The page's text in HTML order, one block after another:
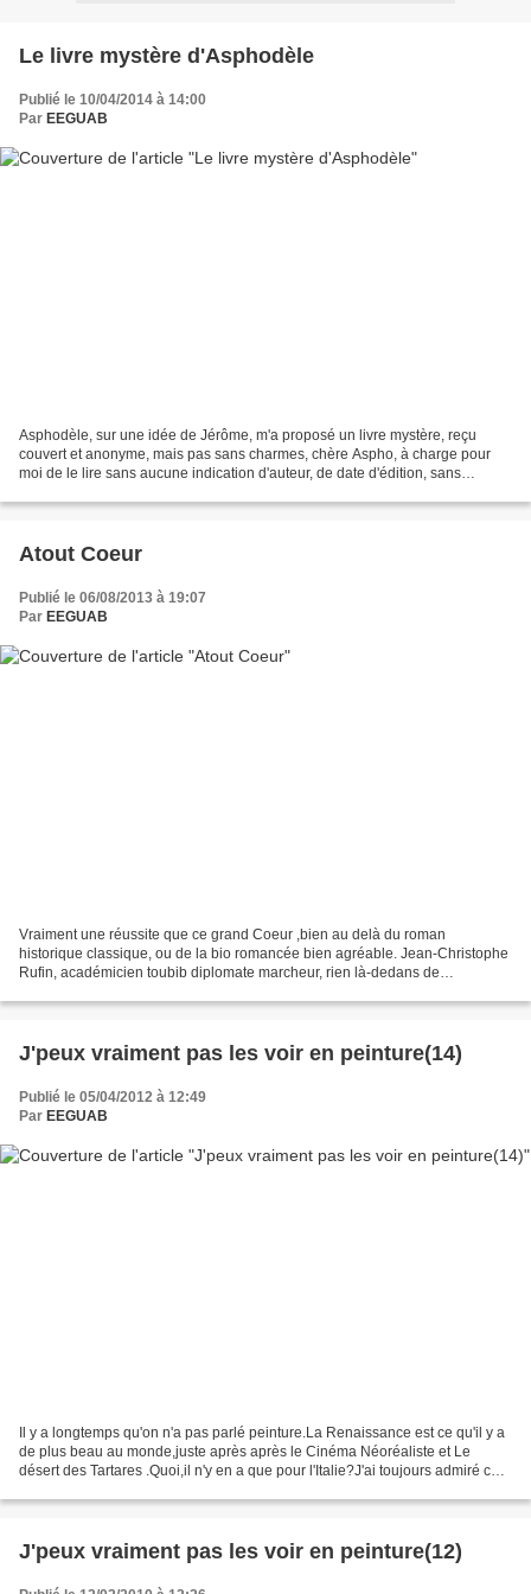
Le livre mystère d'Asphodèle
Publié le 10/04/2014 à 14:00
Par EEGUAB
Asphodèle, sur une idée de Jérôme, m'a proposé un livre mystère, reçu
couvert et anonyme, mais pas sans charmes, chère Aspho, à charge pour
moi de le lire sans aucune indication d'auteur, de date d'édition, sans
Atout Coeur
Publié le 06/08/2013 à 19:07
Par EEGUAB
Vraiment une réussite que ce grand Coeur ,bien au delà du roman
historique classique, ou de la bio romancée bien agréable. Jean-Christophe
Rufin, académicien toubib diplomate marcheur, rien là-dedans de
J'peux vraiment pas les voir en peinture(14)
Publié le 05/04/2012 à 12:49
Par EEGUAB
Il y a longtemps qu'on n'a pas parlé peinture.La Renaissance est ce qu'il y a
de plus beau au monde,juste après après le Cinéma Néoréaliste et Le
désert des Tartares .Quoi,il n'y en a que pour l'Italie?J'ai toujours admiré ce
J'peux vraiment pas les voir en peinture(12)